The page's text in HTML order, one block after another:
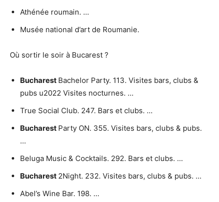
Athénée roumain. …
Musée national d’art de Roumanie.
Où sortir le soir à Bucarest ?
Bucharest Bachelor Party. 113. Visites bars, clubs &
pubs u2022 Visites nocturnes. …
True Social Club. 247. Bars et clubs. …
Bucharest Party ON. 355. Visites bars, clubs & pubs.
…
Beluga Music & Cocktails. 292. Bars et clubs. …
Bucharest 2Night. 232. Visites bars, clubs & pubs. …
Abel’s Wine Bar. 198. …